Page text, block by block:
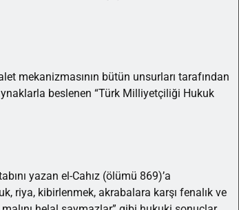
mekanizmasının bütün unsurları tarafından
beslenen “Türk Milliyetçiliği Hukuk
yazan el-Cahız (ölümü 869)’a
riya, kibirlenmek, akrabalara karşı fenalık ve